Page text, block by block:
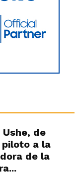
Ushe, de
piloto a la
de la